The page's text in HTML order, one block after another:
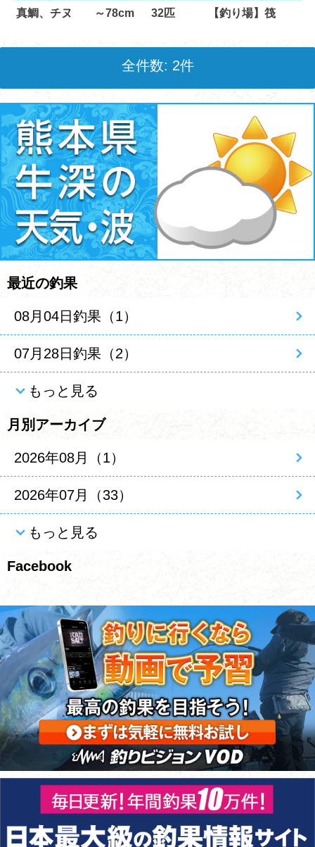
真鯛、チヌ
～78cm 32匹 【釣り場】筏
全件数: 2件
最近の釣果
08月04日釣果（1）
07月28日釣果（2）
もっと見る
月別アーカイブ
2026年08月（1）
2026年07月（33）
もっと見る
Facebook